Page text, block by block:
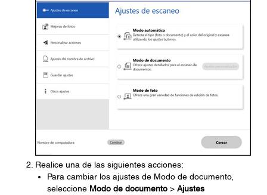
Realice una de las siguientes acciones:
Para cambiar los ajustes de Modo de documento,
seleccione Modo de documento > Ajustes